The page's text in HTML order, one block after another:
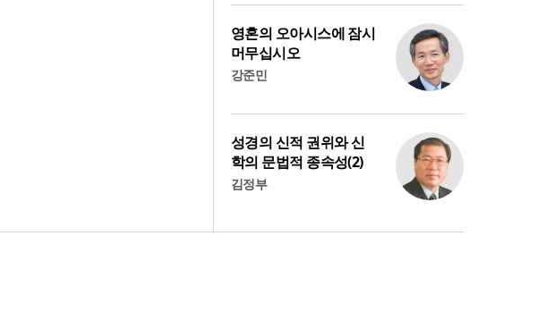
영혼의 오아시스에 잠시
머무십시오
강준민
성경의 신적 권위와 신
학의 문법적 종속성(2)
김정부